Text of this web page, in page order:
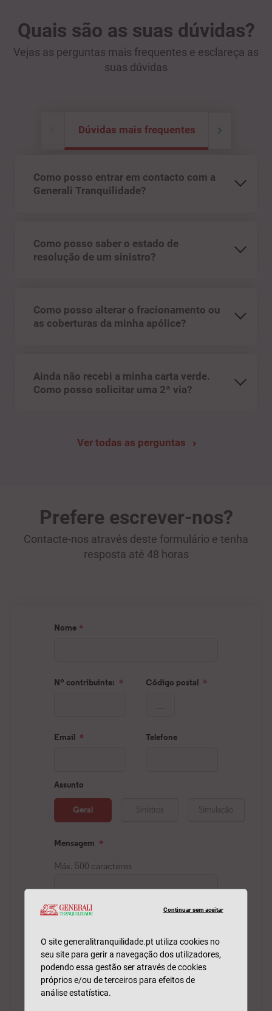
Quais são as suas dúvidas?
Vejas as perguntas mais frequentes e esclareça as
suas dúvidas
Dúvidas mais frequentes
Como posso entrar em contacto com a
Generali Tranquilidade?
Como posso saber o estado de
resolução de um sinistro?
Como posso alterar o fracionamento ou
as coberturas da minha apólice?
Ainda não recebi a minha carta verde.
Como posso solicitar uma 2ª via?
Ver todas as perguntas
Prefere escrever-nos?
Contacte-nos através deste formulário e tenha
resposta até 48 horas
Continuar sem aceitar
O site generalitranquilidade.pt utiliza cookies no
seu site para gerir a navegação dos utilizadores,
podendo essa gestão ser através de cookies
próprios e/ou de terceiros para efeitos de
análise estatística.